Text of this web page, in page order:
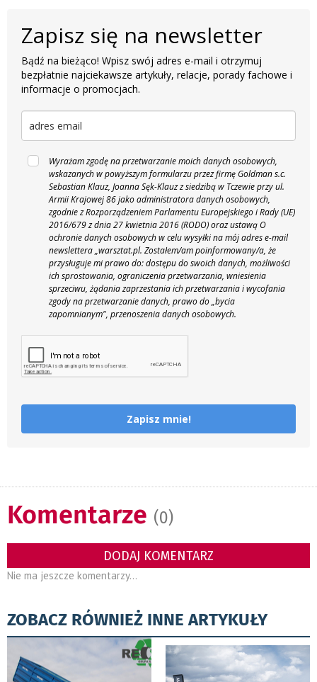
Zapisz się na newsletter
Bądź na bieżąco! Wpisz swój adres e-mail i otrzymuj
bezpłatnie najciekawsze artykuły, relacje, porady fachowe i
informacje o promocjach.
Wyrażam zgodę na przetwarzanie moich danych osobowych,
wskazanych w powyższym formularzu przez firmę Goldman s.c.
Sebastian Klauz, Joanna Sęk-Klauz z siedzibą w Tczewie przy ul.
Armii Krajowej 86 jako administratora danych osobowych,
zgodnie z Rozporządzeniem Parlamentu Europejskiego i Rady (UE)
2016/679 z dnia 27 kwietnia 2016 (RODO) oraz ustawą O
ochronie danych osobowych w celu wysyłki na mój adres e-mail
newslettera „warsztat.pl. Zostałem/am poinformowany/a, że
przysługuje mi prawo do: dostępu do swoich danych, możliwości
ich sprostowania, ograniczenia przetwarzania, wniesienia
sprzeciwu, żądania zaprzestania ich przetwarzania i wycofania
zgody na przetwarzanie danych, prawo do „bycia
zapomnianym", przenoszenia danych osobowych.
Zapisz mnie!
Komentarze (0)
DODAJ KOMENTARZ
Nie ma jeszcze komentarzy...
ZOBACZ RÓWNIEŻ INNE ARTYKUŁY